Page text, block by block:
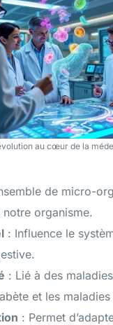
au cœur de la
de micro-
notre organisme.
: Influence le
: Lié à des
et les
: Permet